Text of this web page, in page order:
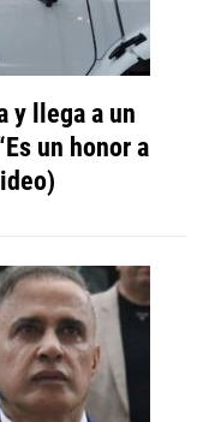
y llega a un
un honor a